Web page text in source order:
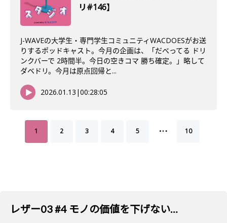
リ#146】
J-WAVEの大学生・専門学生コミュニティWACDOESがお送
りするポッドキャスト。今月の企画は、「だべってる ドリ
ンクバーで 2時間半。今日の空きコマ 勝ち確定。」略して
ダベドリ。今月は原点回帰と...
2026.01.13 |00:28:05
1 2 3 4 5 … 10
レザー03 #4 モノの価値を下げないためのレザーとの向き合い方